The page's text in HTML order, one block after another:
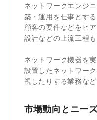
ネットワークエンジ
築・運用を仕事とす
顧客の要件などをヒ
設計などの上流工程も
ネットワーク機器を
設置したネットワー
視したりする業務など
市場動向とニー